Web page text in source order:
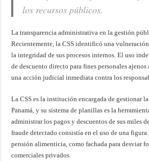
los recursos públicos.
La transparencia administrativa en la gestión
Recientemente, la CSS identificó una
la integridad de sus procesos internos. El uso
de descuento directo para fines personales
una acción judicial inmediata contra los
La CSS es la institución encargada de gestionar
Panamá, y su sistema de planillas es la
administrar los pagos y descuentos de sus miles
fraude detectado consistía en el uso de una
pensión alimenticia, como fachada para desviar
comerciales privados.